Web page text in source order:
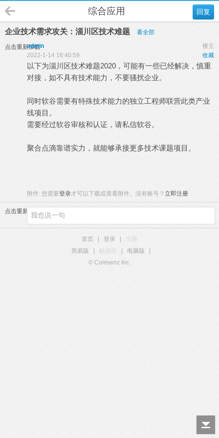
回复
综合应用
企业技术需求攻关：淄川区技术难题 看全部
点击重新加载 楼主
admin
收藏
2022-1-14 16:40:59
以下为淄川区技术难题2020，可能有一些已经解决，慎重
对接，如不具有技术能力，不要骚扰企业。
同时软谷需要有特殊技术能力的独立工程师联营此类产业
线项目。
需要经过软谷审核和认证，请私信软谷。
聚合点滴靠谱实力，就能够承接更多技术课题项目。
附件: 您需要登录才可以下载或查看附件。没有账号？ 立即注册
点击重新加载
首页 登录
简易版
触屏版 电脑版
© Comsenz Inc.